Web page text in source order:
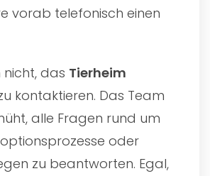
vorab telefonisch einen
nicht, das Tierheim
kontaktieren. Das Team
alle Fragen rund um
oder
zu beantworten. Egal,